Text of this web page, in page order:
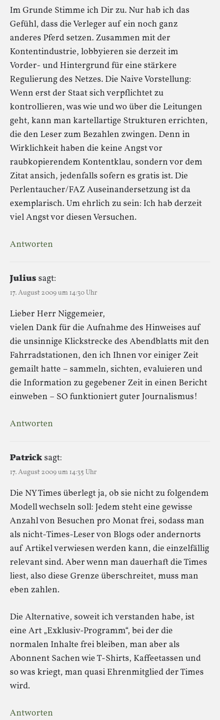
Im Grunde Stimme ich Dir zu. Nur hab ich das
Gefühl, dass die Verleger auf ein noch ganz
anderes Pferd setzen. Zusammen mit der
Kontentindustrie, lobbyieren sie derzeit im
Vorder- und Hintergrund für eine stärkere
Regulierung des Netzes. Die Naive Vorstellung:
Wenn erst der Staat sich verpflichtet zu
kontrollieren, was wie und wo über die Leitungen
geht, kann man kartellartige Strukturen errichten,
die den Leser zum Bezahlen zwingen. Denn in
Wirklichkeit haben die keine Angst vor
raubkopierendem Kontentklau, sondern vor dem
Zitat ansich, jedenfalls sofern es gratis ist. Die
Perlentaucher/FAZ Auseinandersetzung ist da
exemplarisch. Um ehrlich zu sein: Ich hab derzeit
viel Angst vor diesen Versuchen.
Antworten
Juliussagt:
17. August 2009 um 14:30 Uhr
Lieber Herr Niggemeier,
vielen Dank für die Aufnahme des Hinweises auf
die unsinnige Klickstrecke des Abendblatts mit den
Fahrradstationen, den ich Ihnen vor einiger Zeit
gemailt hatte – sammeln, sichten, evaluieren und
die Information zu gegebener Zeit in einen Bericht
einweben – SO funktioniert guter Journalismus!
Antworten
Patricksagt:
17. August 2009 um 14:35 Uhr
Die NY Times überlegt ja, ob sie nicht zu folgendem
Modell wechseln soll: Jedem steht eine gewisse
Anzahl von Besuchen pro Monat frei, sodass man
als nicht-Times-Leser von Blogs oder andernorts
auf Artikel verwiesen werden kann, die einzelfällig
relevant sind. Aber wenn man dauerhaft die Times
liest, also diese Grenze überschreitet, muss man
eben zahlen.
Die Alternative, soweit ich verstanden habe, ist
eine Art „Exklusiv-Programm“, bei der die
normalen Inhalte frei bleiben, man aber als
Abonnent Sachen wie T-Shirts, Kaffeetassen und
so was kriegt, man quasi Ehrenmitglied der Times
wird.
Antworten